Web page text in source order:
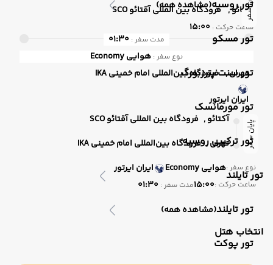
تور روسیه(مشاهده همه)
تور مسکو
تور سنت پترزبورگ
تور مورمانسک
تور ترکیبی روسیه
تور تایلند
تور تایلند(مشاهده همه)
تور پوکت
آکتائو , فرودگاه بین المللی آقتائو SCO
ساعت حرکت : 15:00
مدت سفر : 01:30
نوع سفر : هوایی
تهران , فرودگاه بین‌المللی امام خمینی IKA
ایران ایرتور
پایان سفر آکتائو , فرودگاه بین المللی آقتائو SCO
تهران , فرودگاه بین‌المللی امام خمینی IKA
نوع سفر :هوایی ایران ایرتور
ساعت حرکت :15:00مدت سفر : 01:30
انتخاب هتل